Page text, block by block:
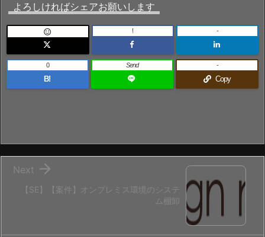
よろしければシェアお願いします
 ! -
B!
0 Send
Copy
-
【SE】【案件】オンプレミス環境のシステ
ム棚卸

Next